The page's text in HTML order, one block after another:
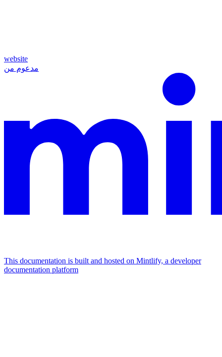
website
مدعوم من
This documentation is built and hosted on Mintlify, a developer
documentation platform